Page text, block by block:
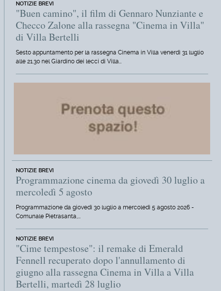
NOTIZIE BREVI
"Buen camino", il film di Gennaro Nunziante e
Checco Zalone alla rassegna "Cinema in Villa"
di Villa Bertelli
Sesto appuntamento per la rassegna Cinema in Villa venerdì 31 luglio
alle 21.30 nel Giardino dei lecci di Villa…
NOTIZIE BREVI
Programmazione cinema da giovedì 30 luglio a
mercoledì 5 agosto
Programmazione da giovedì 30 luglio a mercoledì 5 agosto 2026 -
Comunale Pietrasanta,…
NOTIZIE BREVI
"Cime tempestose": il remake di Emerald
Fennell recuperato dopo l'annullamento di
giugno alla rassegna Cinema in Villa a Villa
Bertelli, martedì 28 luglio